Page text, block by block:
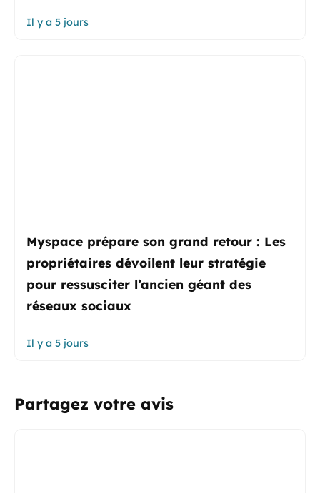
Il y a 5 jours
Myspace prépare son grand retour : Les
propriétaires dévoilent leur stratégie
pour ressusciter l’ancien géant des
réseaux sociaux
Il y a 5 jours
Partagez votre avis